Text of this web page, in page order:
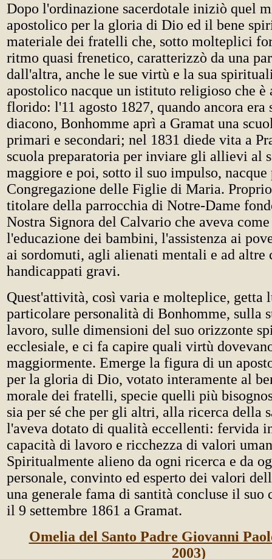
Dopo l'ordinazione sacerdotale iniziò quel
apostolico per la gloria di Dio ed il bene
materiale dei fratelli che, sotto molteplici
ritmo quasi frenetico, caratterizzò da una
dall'altra, anche le sue virtù e la sua
apostolico nacque un istituto religioso che
florido: l'11 agosto 1827, quando ancora era
diacono, Bonhomme aprì a Gramat una
primari e secondari; nel 1831 diede vita a
scuola preparatoria per inviare gli allievi al
maggiore e poi, sotto il suo impulso,
Congregazione delle Figlie di Maria.
titolare della parrocchia di Notre-Dame
Nostra Signora del Calvario che aveva
l'educazione dei bambini, l'assistenza ai
ai sordomuti, agli alienati mentali e ad altre
handicappati gravi.
Quest'attività, così varia e molteplice, getta
particolare personalità di Bonhomme, sulla
lavoro, sulle dimensioni del suo orizzonte
ecclesiale, e ci fa capire quali virtù
maggiormente. Emerge la figura di un
per la gloria di Dio, votato interamente al
morale dei fratelli, specie quelli più
sia per sé che per gli altri, alla ricerca della
l'aveva dotato di qualità eccellenti: fervida
capacità di lavoro e ricchezza di valori
Spiritualmente alieno da ogni ricerca e da
personale, convinto ed esperto dei valori
una generale fama di santità concluse il suo
il 9 settembre 1861 a Gramat.
Omelia del Santo Padre Giovanni
2003)